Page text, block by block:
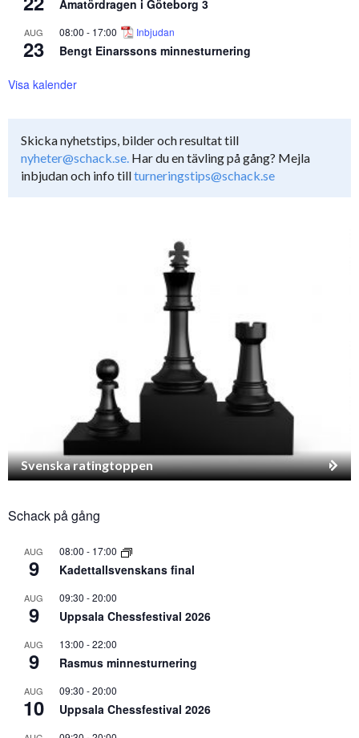
Amatördragen i Göteborg 3
AUG
23
08:00 - 17:00 Inbjudan
Bengt Einarssons minnesturnering
Visa kalender
Skicka nyhetstips, bilder och resultat till
nyheter@schack.se. Har du en tävling på gång? Mejla
inbjudan och info tillturneringstips@schack.se
Svenska ratingtoppen
Schack på gång
AUG
9
08:00 - 17:00
Kadettallsvenskans final
AUG
9
09:30 -20:00
Uppsala Chessfestival 2026
AUG
9
13:00 -22:00
Rasmus minnesturnering
AUG
10
09:30 -20:00
Uppsala Chessfestival 2026